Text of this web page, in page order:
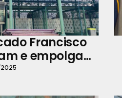
Francisco
e empolgam